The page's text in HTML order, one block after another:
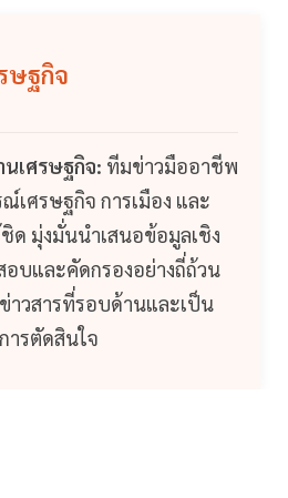
ษฐกิจ
เศรษฐกิจ: ทีมข่าวมืออาชีพ
เศรษฐกิจ การเมือง และ
ด มุ่งมั่นนำเสนอข้อมูลเชิง
บและคัดกรองอย่างถี่ถ้วน
าวสารที่รอบด้านและเป็น
ารตัดสินใจ